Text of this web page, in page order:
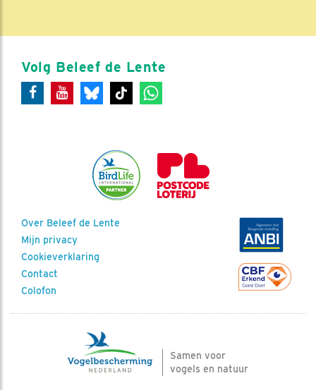
Volg Beleef de Lente
Over Beleef de Lente
Mijn privacy
Cookieverklaring
Contact
Colofon
Samen voor
vogels en natuur